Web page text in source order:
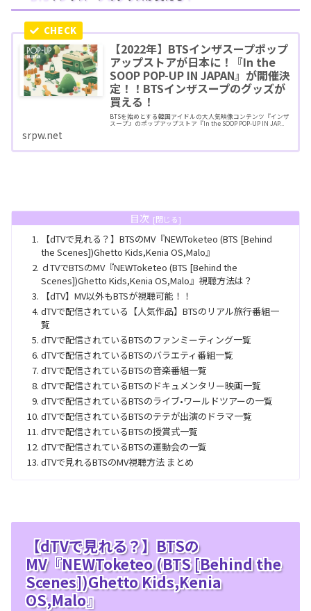
【2022年】BTSインザスープポップ
アップストアが日本に！『In the
SOOP POP-UP IN JAPAN』が開催決
定！！BTSインザスープのグッズが
買える！
BTSを始めとする韓国アイドルの大人気映像コンテンツ『インザ
スープ』のポップアップストア『In the SOOP POP-UP IN JAP...
srpw.net
目次
【dTVで見れる？】BTSのMV『NEWToketeo (BTS [Behind
the Scenes])Ghetto Kids,Kenia OS,Malo』
ｄTVでBTSのMV『NEWToketeo (BTS [Behind the
Scenes])Ghetto Kids,Kenia OS,Malo』視聴方法は？
【dTV】MV以外もBTSが視聴可能！！
dTVで配信されている【人気作品】BTSのリアル旅行番組一
覧
dTVで配信されているBTSのファンミーティング一覧
dTVで配信されているBTSのバラエティ番組一覧
dTVで配信されているBTSの音楽番組一覧
dTVで配信されているBTSのドキュメンタリー映画一覧
dTVで配信されているBTSのライブ•ワールドツアーの一覧
dTVで配信されているBTSのテテが出演のドラマ一覧
dTVで配信されているBTSの授賞式一覧
dTVで配信されているBTSの運動会の一覧
dTVで見れるBTSのMV視聴方法 まとめ
【dTVで見れる？】BTSの
MV『NEWToketeo (BTS [Behind the
Scenes])Ghetto Kids,Kenia
OS,Malo』